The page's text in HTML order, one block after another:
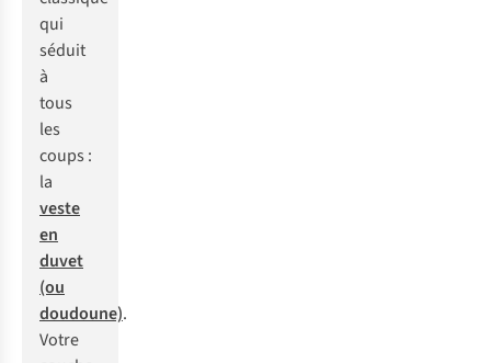
qui
séduit
à
tous
les
coups :
la
veste
en
duvet
(ou
doudoune).
Votre